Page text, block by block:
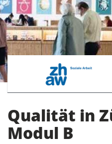
Qualität in
Modul B